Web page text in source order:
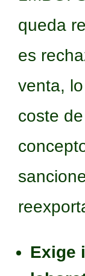
queda
es
venta,
coste
Exige